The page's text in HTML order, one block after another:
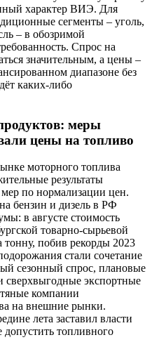
характер ВИЭ. Для
сегменты – уголь,
– в обозримой
Спрос на
значительным, а цены –
диапазоне без
каких-либо
меры
цены на топливо
моторного топлива
результаты
по нормализации цен.
бензин и дизель в РФ
в августе стоимость
товарно-сырьевой
побив рекорды 2023
стали сочетание
сезонный спрос, плановые
сверхвыгодные экспортные
компании
на внешние рынки.
лета заставил власти
топливного